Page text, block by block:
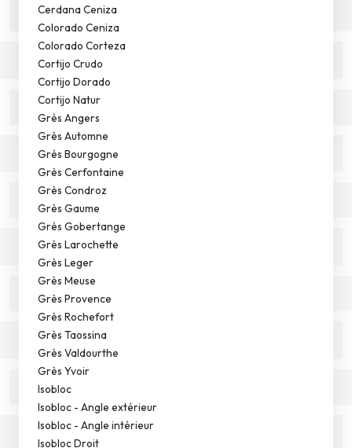
Cerdana Ceniza
Colorado Ceniza
Colorado Corteza
Cortijo Crudo
Cortijo Dorado
Cortijo Natur
Grès Angers
Grès Automne
Grès Bourgogne
Grès Cerfontaine
Grès Condroz
Grès Gaume
Grès Gobertange
Grès Larochette
Grès Leger
Grès Meuse
Grès Provence
Grès Rochefort
Grès Taossina
Grès Valdourthe
Grès Yvoir
Isobloc
Isobloc - Angle extérieur
Isobloc - Angle intérieur
Isobloc Droit